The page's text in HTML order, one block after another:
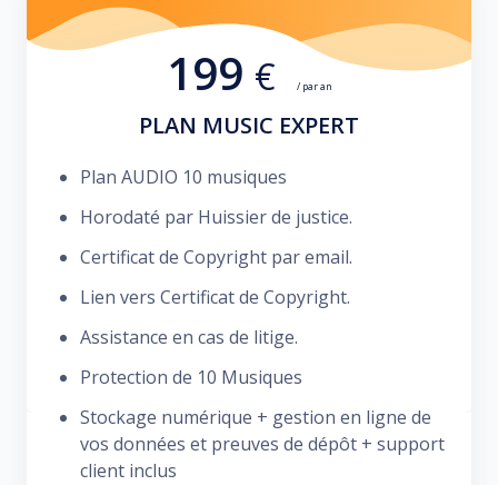
199 € / par an
PLAN MUSIC EXPERT
Plan AUDIO 10 musiques
Horodaté par Huissier de justice.
Certificat de Copyright par email.
Lien vers Certificat de Copyright.
Assistance en cas de litige.
Protection de 10 Musiques
Stockage numérique + gestion en ligne de
vos données et preuves de dépôt + support
client inclus